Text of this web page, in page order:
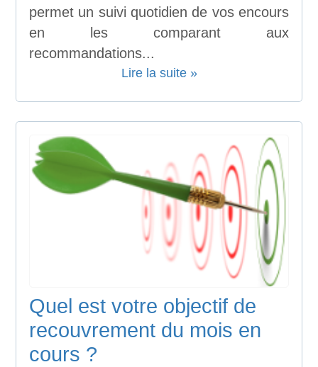
permet un suivi quotidien de vos encours
en les comparant aux
recommandations...
Lire la suite »
Quel est votre objectif de
recouvrement du mois en
cours ?